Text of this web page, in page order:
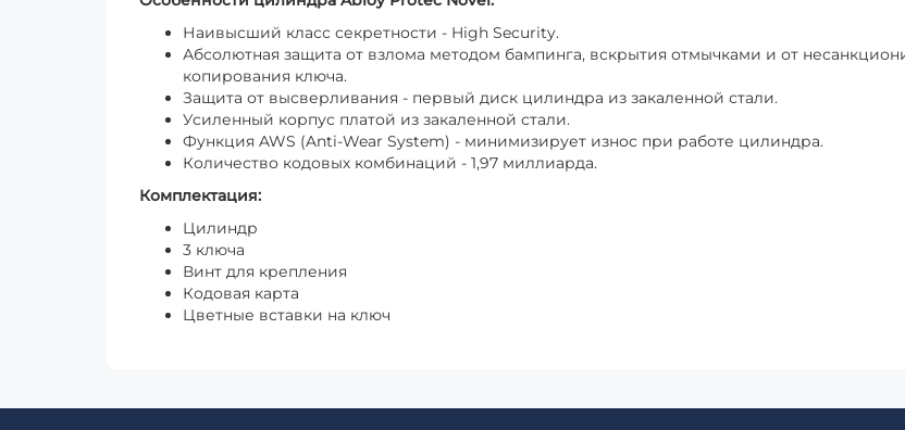
Наивысший класс секретности - High Security.
Абсолютная защита от взлома методом бампинга, вскрытия отмычками и от
копирования ключа.
Защита от высверливания - первый диск цилиндра из закаленной стали.
Усиленный корпус платой из закаленной стали.
Функция AWS (Anti-Wear System) - минимизирует износ при работе цилиндра.
Количество кодовых комбинаций - 1,97 миллиарда.
Комплектация:
Цилиндр
3 ключа
Винт для крепления
Кодовая карта
Цветные вставки на ключ